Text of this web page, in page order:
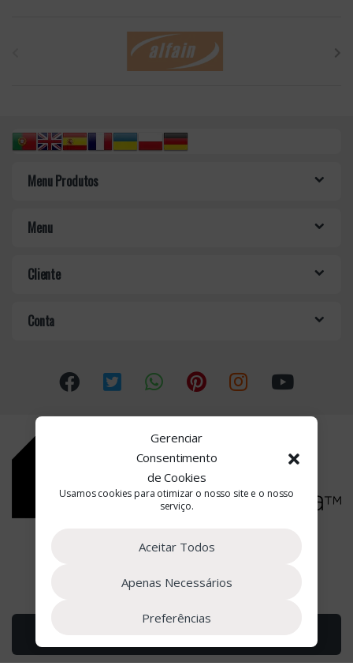
Gerenciar
Consentimento
de Cookies
Usamos cookies para otimizar o nosso site e o nosso
serviço.
Aceitar Todos
Apenas Necessários
Preferências
Menu Produtos
Menu
Cliente
Conta
Estamos à Sua Disposição